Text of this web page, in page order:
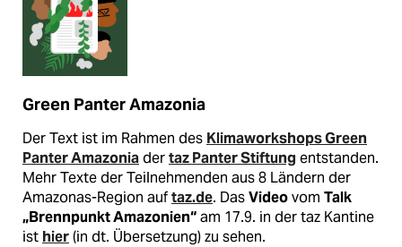
Green Panter Amazonia
Der Text ist im Rahmen des Klimaworkshops Green
Panter Amazoniadertaz Panter Stiftung entstanden.
Mehr Texte der Teilnehmenden aus 8 Ländern der
Amazonas-Region auftaz.de. DasVideovom Talk
„Brennpunkt Amazonien“am 17.9. in der taz Kantine
ist hier(in dt. Übersetzung) zu sehen.